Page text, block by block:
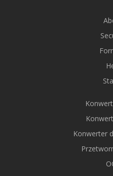
Konwerter